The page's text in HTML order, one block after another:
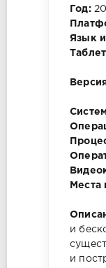
Год:
Язык
Места
и
и